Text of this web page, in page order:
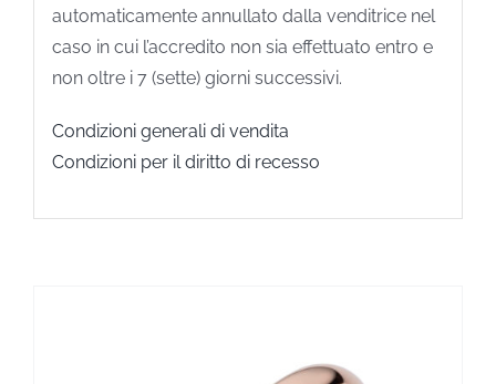
automaticamente annullato dalla venditrice nel
caso in cui l’accredito non sia effettuato entro e
non oltre i 7 (sette) giorni successivi.
Condizioni generali di vendita
Condizioni per il diritto di recesso